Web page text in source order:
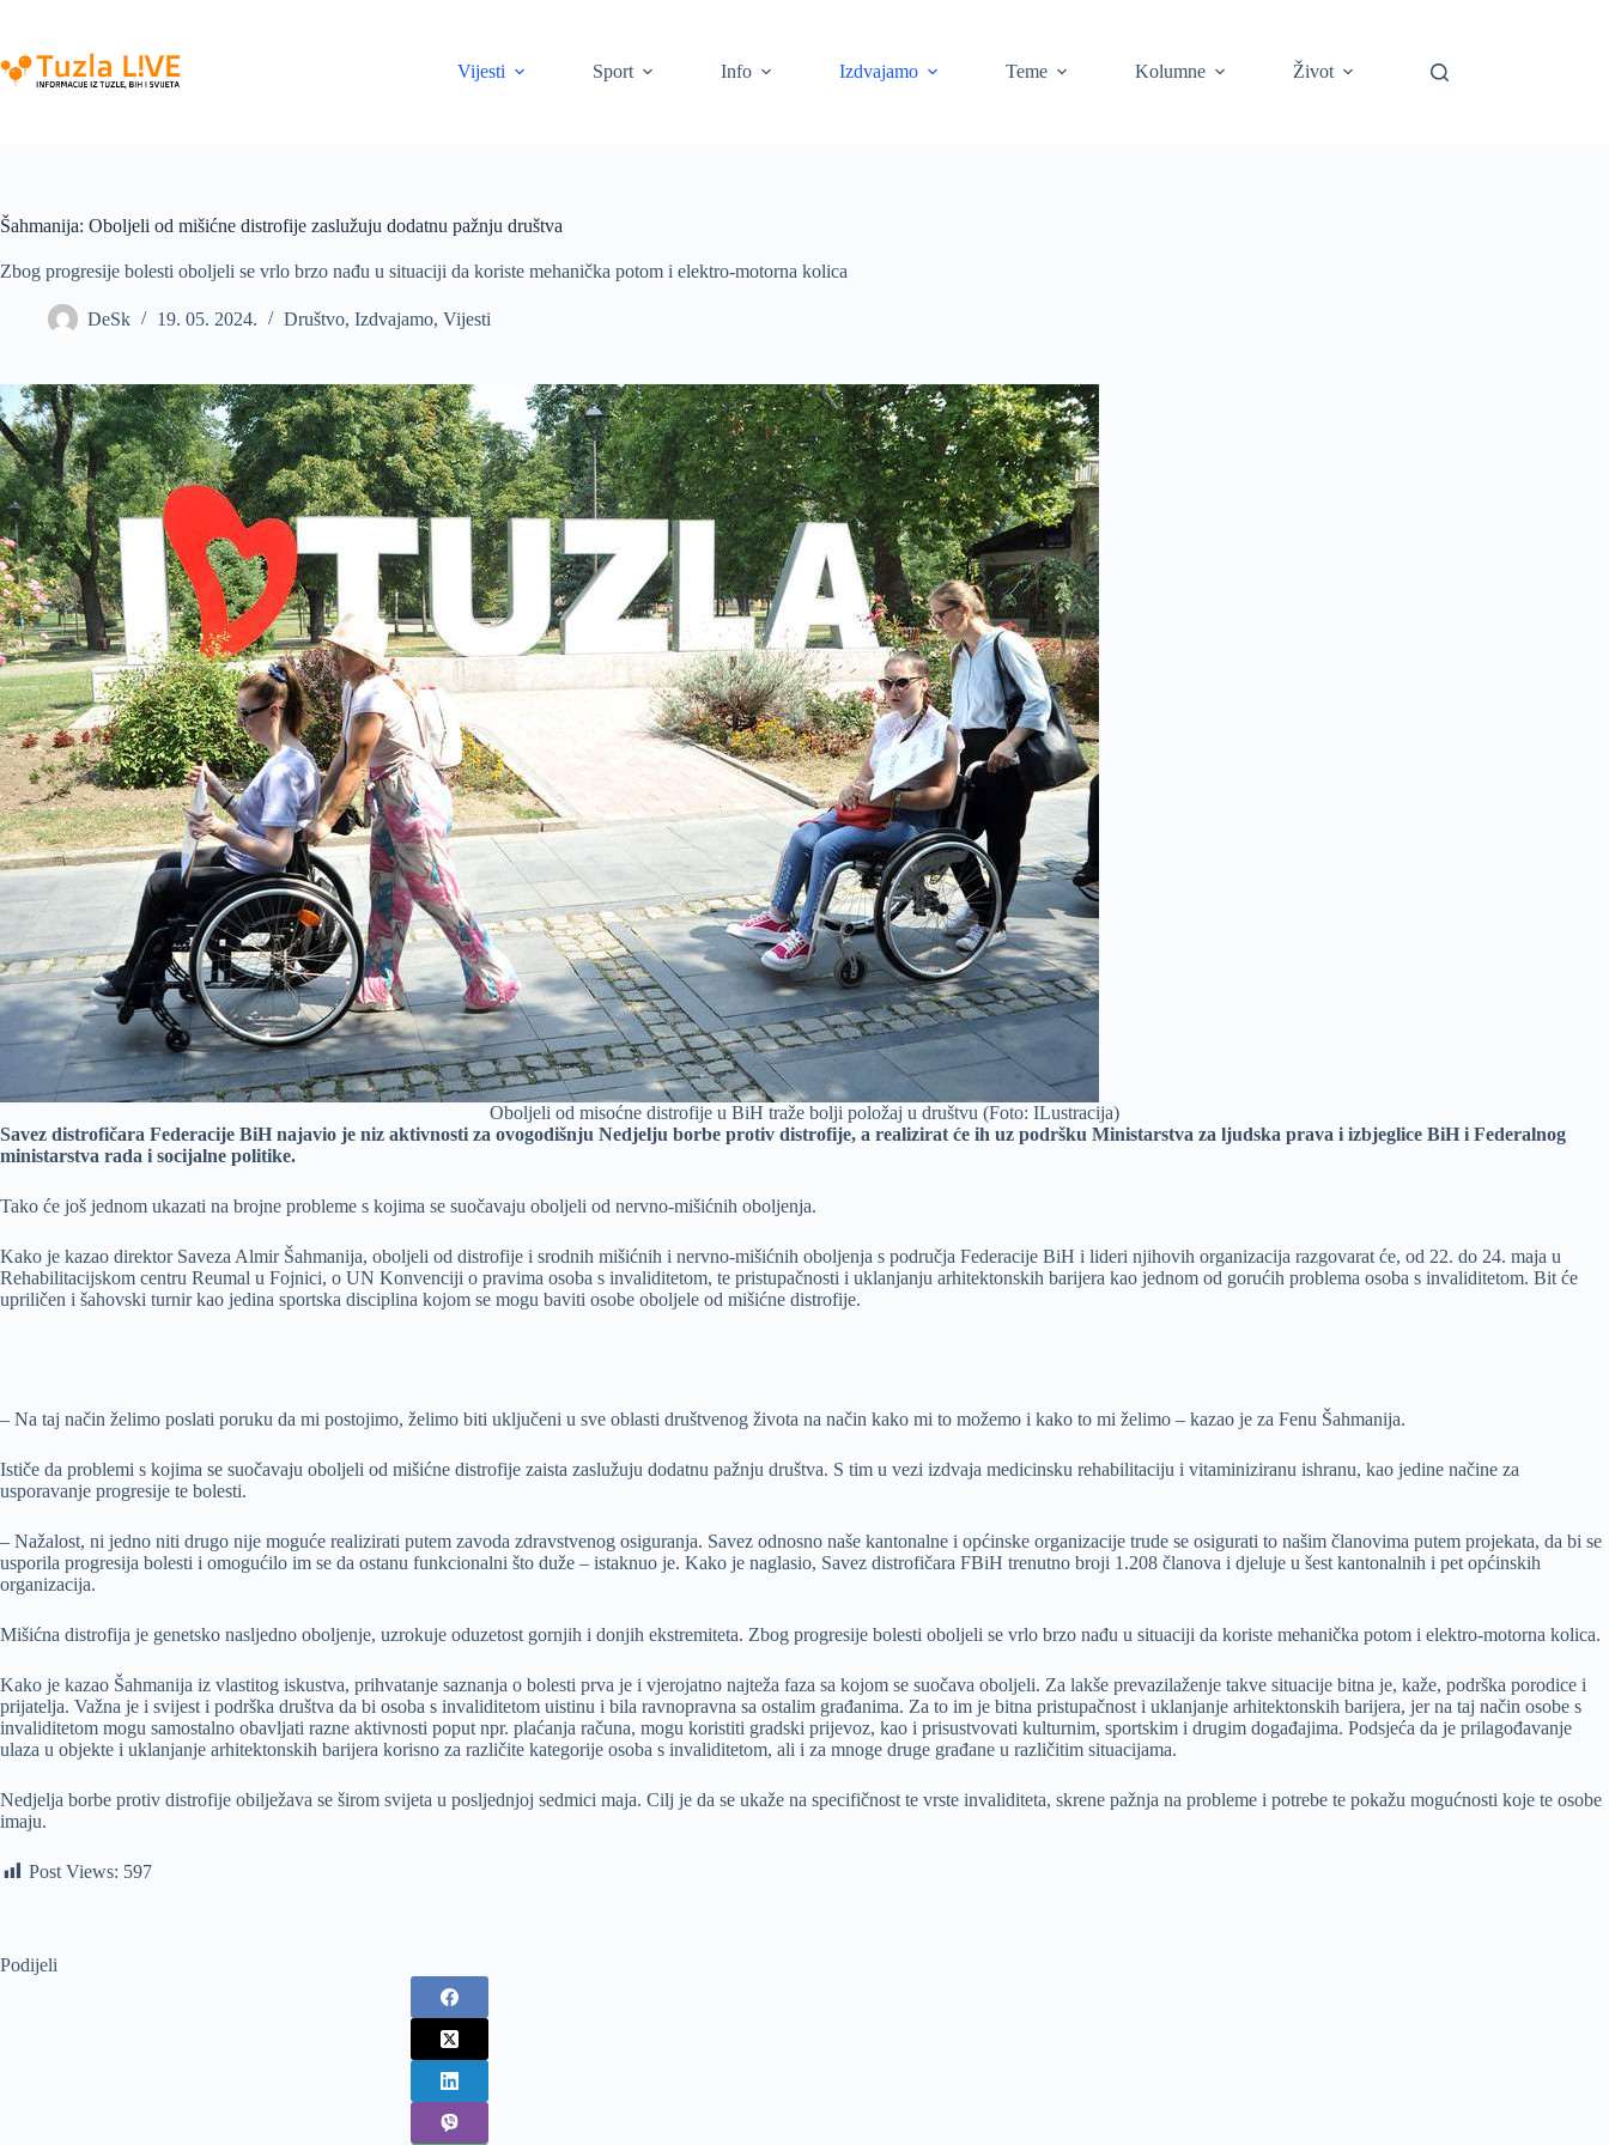
content
Vijesti
Sport Info Izdvajamo Teme Kolumne Život
Šahmanija: Oboljeli od mišićne distrofije zaslužuju dodatnu pažnju društva
Zbog progresije bolesti oboljeli se vrlo brzo nađu u situaciji da koriste mehanička potom i elektro-motorna kolica
DeSk 19. 05. 2024. Društvo, Izdvajamo, Vijesti
Oboljeli od misoćne distrofije u BiH traže bolji položaj u društvu (Foto: ILustracija)
Savez distrofičara Federacije BiH najavio je niz aktivnosti za ovogodišnju Nedjelju borbe protiv distrofije, a realizirat će ih uz podršku Ministarstva za ljudska prava i izbjeglice BiH i Federalnog
ministarstva rada i socijalne politike.
Tako će još jednom ukazati na brojne probleme s kojima se suočavaju oboljeli od nervno-mišićnih oboljenja.
Kako je kazao direktor Saveza Almir Šahmanija, oboljeli od distrofije i srodnih mišićnih i nervno-mišićnih oboljenja s područja Federacije BiH i lideri njihovih organizacija razgovarat će, od 22. do 24. maja u
Rehabilitacijskom centru Reumal u Fojnici, o UN Konvenciji o pravima osoba s invaliditetom, te pristupačnosti i uklanjanju arhitektonskih barijera kao jednom od gorućih problema osoba s invaliditetom. Bit će
upriličen i šahovski turnir kao jedina sportska disciplina kojom se mogu baviti osobe oboljele od mišićne distrofije.
– Na taj način želimo poslati poruku da mi postojimo, želimo biti uključeni u sve oblasti društvenog života na način kako mi to možemo i kako to mi želimo – kazao je za Fenu Šahmanija.
Ističe da problemi s kojima se suočavaju oboljeli od mišićne distrofije zaista zaslužuju dodatnu pažnju društva. S tim u vezi izdvaja medicinsku rehabilitaciju i vitaminiziranu ishranu, kao jedine načine za
usporavanje progresije te bolesti.
– Nažalost, ni jedno niti drugo nije moguće realizirati putem zavoda zdravstvenog osiguranja. Savez odnosno naše kantonalne i općinske organizacije trude se osigurati to našim članovima putem projekata, da bi se
usporila progresija bolesti i omogućilo im se da ostanu funkcionalni što duže – istaknuo je. Kako je naglasio, Savez distrofičara FBiH trenutno broji 1.208 članova i djeluje u šest kantonalnih i pet općinskih
organizacija.
Mišićna distrofija je genetsko nasljedno oboljenje, uzrokuje oduzetost gornjih i donjih ekstremiteta. Zbog progresije bolesti oboljeli se vrlo brzo nađu u situaciji da koriste mehanička potom i elektro-motorna kolica.
Kako je kazao Šahmanija iz vlastitog iskustva, prihvatanje saznanja o bolesti prva je i vjerojatno najteža faza sa kojom se suočava oboljeli. Za lakše prevazilaženje takve situacije bitna je, kaže, podrška porodice i
prijatelja. Važna je i svijest i podrška društva da bi osoba s invaliditetom uistinu i bila ravnopravna sa ostalim građanima. Za to im je bitna pristupačnost i uklanjanje arhitektonskih barijera, jer na taj način osobe s
invaliditetom mogu samostalno obavljati razne aktivnosti poput npr. plaćanja računa, mogu koristiti gradski prijevoz, kao i prisustvovati kulturnim, sportskim i drugim događajima. Podsjeća da je prilagođavanje
ulaza u objekte i uklanjanje arhitektonskih barijera korisno za različite kategorije osoba s invaliditetom, ali i za mnoge druge građane u različitim situacijama.
Nedjelja borbe protiv distrofije obilježava se širom svijeta u posljednjoj sedmici maja. Cilj je da se ukaže na specifičnost te vrste invaliditeta, skrene pažnja na probleme i potrebe te pokažu mogućnosti koje te osobe
imaju.
Post Views: 597
Podijeli